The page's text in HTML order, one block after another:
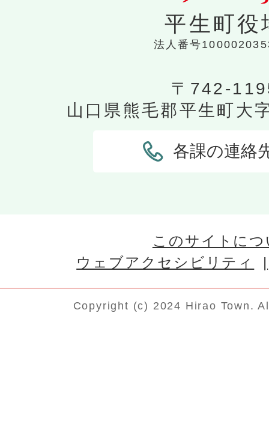
平生町役
法人番号
〒742-
山口県熊毛郡平生町大
各課の連絡
このサイトに
ウェブアクセシビリティ
Copyright (c) 2024 Hirao Town.